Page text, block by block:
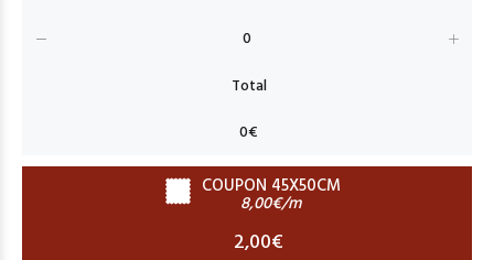
COUPON 45X50CM
8,00€/m
2,00€